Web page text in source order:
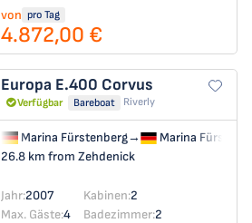
von pro Tag
4.872,00 €
Europa E.400 Corvus
Verfügbar Bareboat Riverly
Marina Fürstenberg→
Marina
26.8 km from Zehdenick
Jahr:2007 Kabinen:2
Max. Gäste:4 Badezimmer:2